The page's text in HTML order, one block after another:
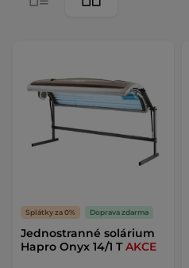
Splátky za 0% Doprava zdarma
Jednostranné solárium
Hapro Onyx 14/1 TAKCE